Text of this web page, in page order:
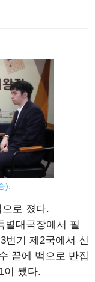
).
로 졌다.
별대국장에서 펼
번기 제2국에서 신
끝에 백으로 반집
이 됐다.